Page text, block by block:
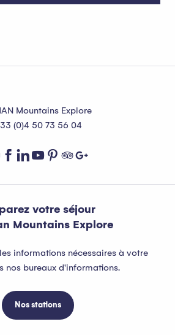
Mountains Explore
(0)4 50 73 56 04
votre séjour
Mountains Explore
informations nécessaires à votre
nos bureaux d'informations.
Nos stations